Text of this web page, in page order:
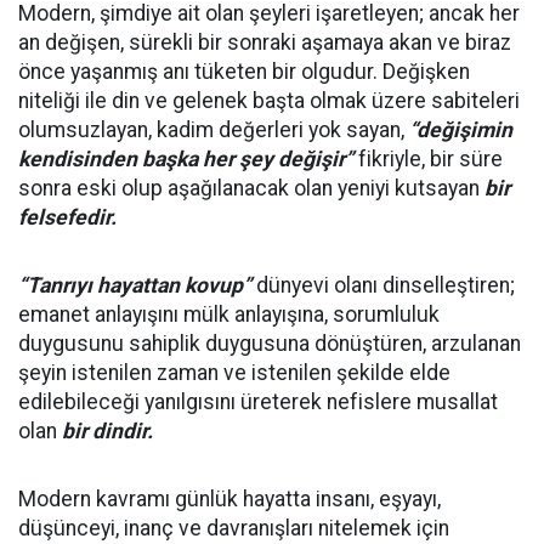
Modern, şimdiye ait olan şeyleri işaretleyen; ancak her
an değişen, sürekli bir sonraki aşamaya akan ve biraz
önce yaşanmış anı tüketen bir olgudur. Değişken
niteliği ile din ve gelenek başta olmak üzere sabiteleri
olumsuzlayan, kadim değerleri yok sayan, “değişimin
kendisinden başka her şey değişir”fikriyle, bir süre
sonra eski olup aşağılanacak olan yeniyi kutsayan bir
felsefedir.
“Tanrıyı hayattan kovup”dünyevi olanı dinselleştiren;
emanet anlayışını mülk anlayışına, sorumluluk
duygusunu sahiplik duygusuna dönüştüren, arzulanan
şeyin istenilen zaman ve istenilen şekilde elde
edilebileceği yanılgısını üreterek nefislere musallat
olan bir dindir.
Modern kavramı günlük hayatta insanı, eşyayı,
düşünceyi, inanç ve davranışları nitelemek için